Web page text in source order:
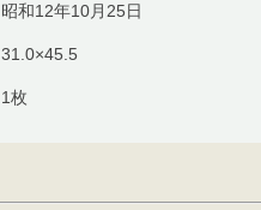
昭和12年10月25日
31.0×45.5
1枚